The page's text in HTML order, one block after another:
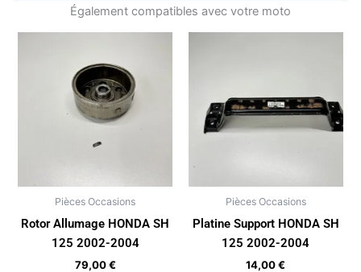
Également compatibles avec votre moto
Pièces Occasions
Rotor Allumage HONDA SH
125 2002-2004
79,00€
Pièces Occasions
Platine Support HONDA SH
125 2002-2004
14,00€